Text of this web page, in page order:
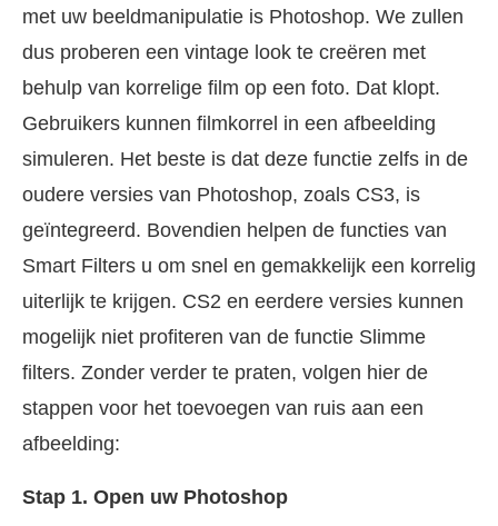
met uw beeldmanipulatie is Photoshop. We zullen
dus proberen een vintage look te creëren met
behulp van korrelige film op een foto. Dat klopt.
Gebruikers kunnen filmkorrel in een afbeelding
simuleren. Het beste is dat deze functie zelfs in de
oudere versies van Photoshop, zoals CS3, is
geïntegreerd. Bovendien helpen de functies van
Smart Filters u om snel en gemakkelijk een korrelig
uiterlijk te krijgen. CS2 en eerdere versies kunnen
mogelijk niet profiteren van de functie Slimme
filters. Zonder verder te praten, volgen hier de
stappen voor het toevoegen van ruis aan een
afbeelding:
Stap 1. Open uw Photoshop